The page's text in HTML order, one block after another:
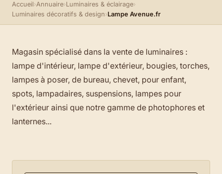
Accueil›Annuaire›Luminaires & éclairage›
Luminaires décoratifs & design›Lampe Avenue.fr
Magasin spécialisé dans la vente de luminaires :
lampe d'intérieur, lampe d'extérieur, bougies, torches,
lampes à poser, de bureau, chevet, pour enfant,
spots, lampadaires, suspensions, lampes pour
l'extérieur ainsi que notre gamme de photophores et
lanternes...